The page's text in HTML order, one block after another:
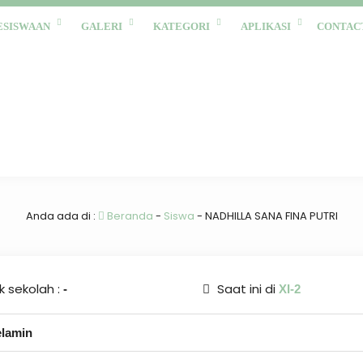
GALERI KATEGORI APLIKASI
Anda ada di : Beranda - Siswa - NADHILLA SANA FINA PUTRI
sekolah : - Saat ini di XI-2